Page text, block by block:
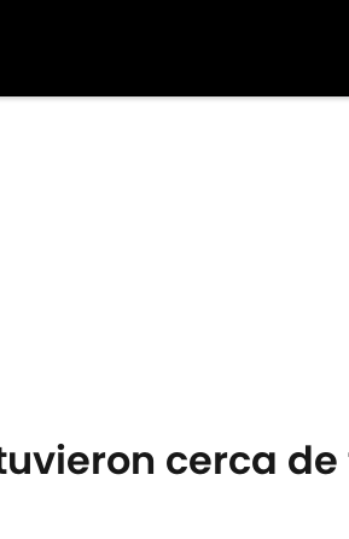
cerca